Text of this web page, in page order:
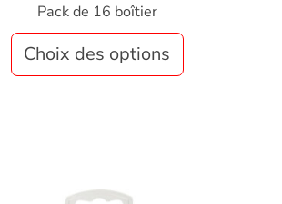
Pack de 16 boîtier
Choix des options